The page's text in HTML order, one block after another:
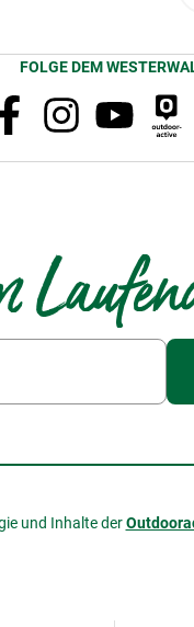
FOLGE DEM
und Inhalte der